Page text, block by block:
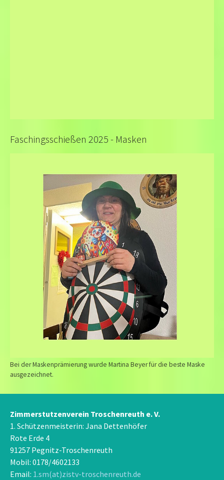
Faschingsschießen 2025 - Masken
Bei der Maskenprämierung wurde Martina Beyer für die beste Maske
ausgezeichnet.
Zimmerstutzenverein Troschenreuth e. V.
1. Schützenmeisterin: Jana Dettenhöfer
Rote Erde 4
91257 Pegnitz-Troschenreuth
Mobil: 0178/4602133
Email: 1.sm(at)zistv-troschenreuth.de